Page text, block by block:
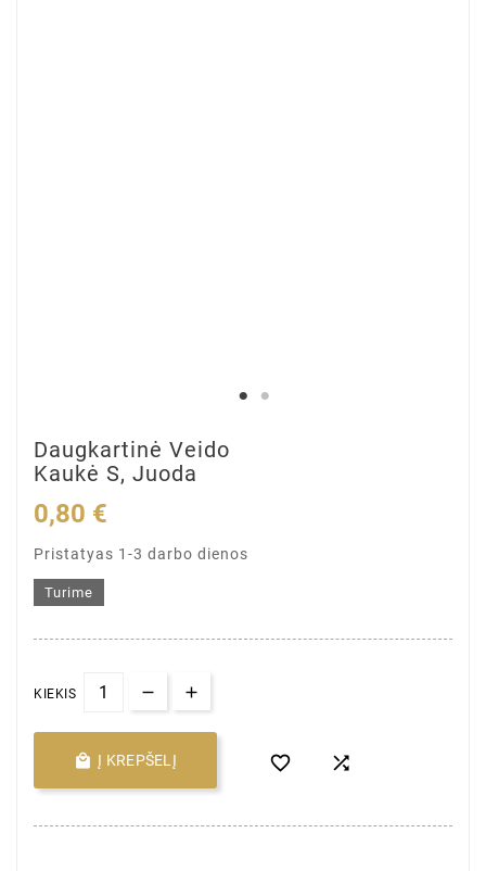
Daugkartinė Veido
Kaukė S, Juoda
0,80 €
Pristatyas 1-3 darbo dienos
Turime
KIEKIS
 Į KREPŠELĮ  